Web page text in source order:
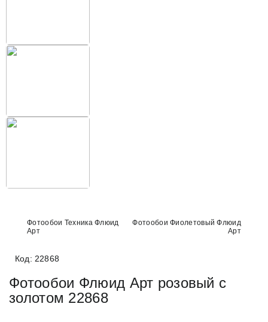
Фотообои Техника Флюид
Арт
Фотообои Фиолетовый Флюид
Арт
Код: 22868
Фотообои Флюид Арт розовый с
золотом 22868